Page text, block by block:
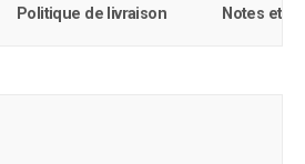
Politique de livraison Notes et